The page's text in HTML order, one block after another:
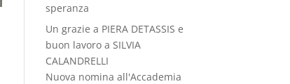
speranza
Un grazie a PIERA DETASSIS e
buon lavoro a SILVIA
CALANDRELLI
Nuova nomina all'Accademia